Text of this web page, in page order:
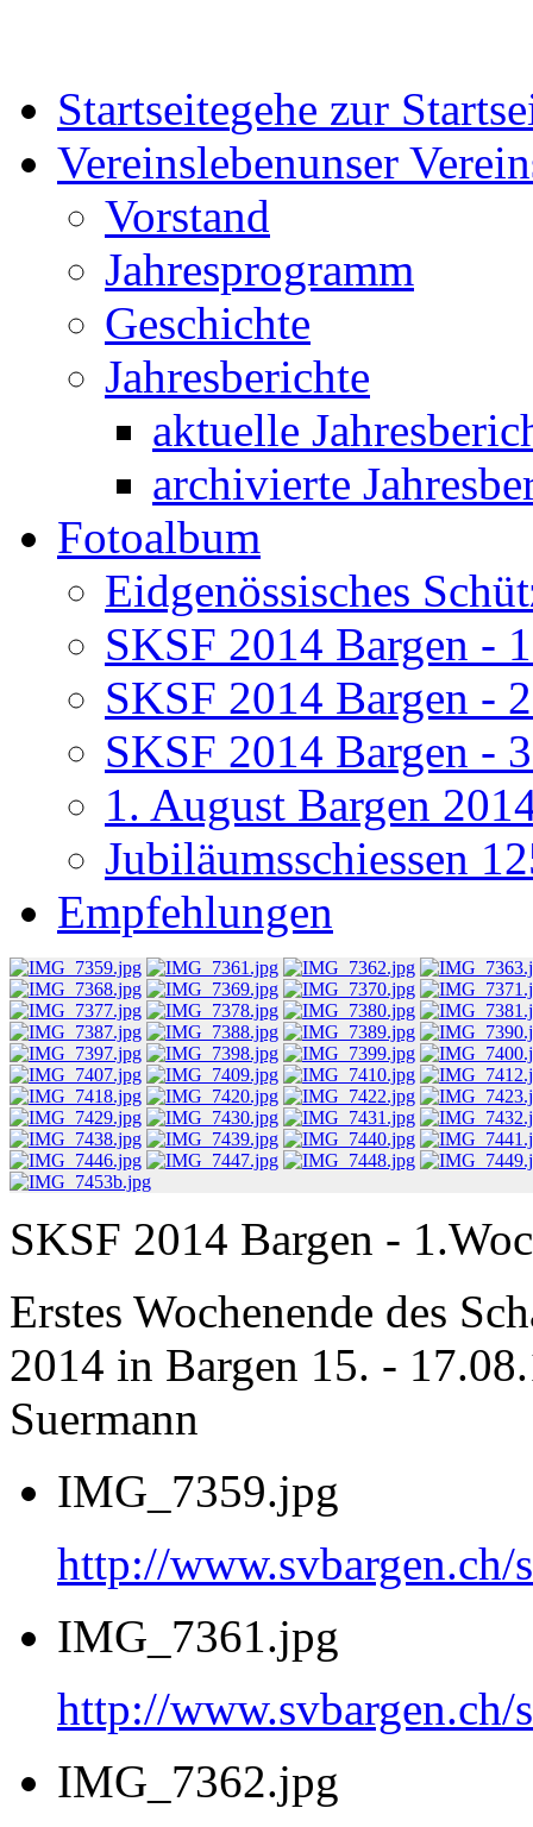
Startseitegehe zur
Vereinslebenunser
Vorstand
Jahresprogramm
Geschichte
Jahresberichte
aktuelle
archivierte
Fotoalbum
Eidgenössisches
SKSF 2014 Bargen -
SKSF 2014 Bargen -
SKSF 2014 Bargen -
1. August Bargen
Jubiläumsschiessen
Empfehlungen
SKSF 2014 Bargen -
Erstes Wochenende des
2014 in Bargen 15. -
Suermann
IMG_7359.jpg
http://
IMG_7361.jpg
http://
IMG_7362.jpg